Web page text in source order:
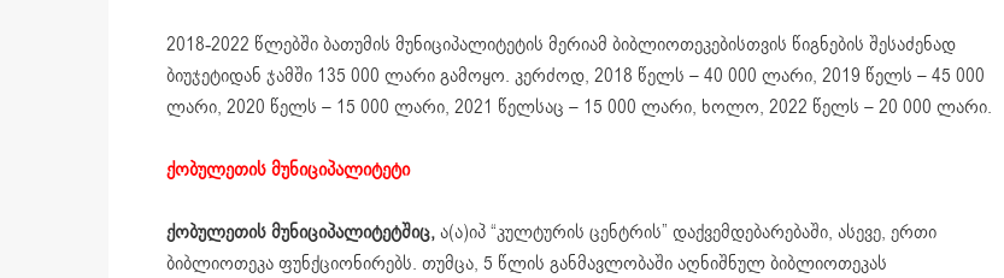
2018-2022 წლებში ბათუმის მუნიციპალიტეტის მერიამ ბიბლიოთეკებისთვის წიგნების შესაძენად
ბიუჯეტიდან ჯამში 135 000 ლარი გამოყო. კერძოდ, 2018 წელს – 40 000 ლარი, 2019 წელს – 45 000
ლარი, 2020 წელს – 15 000 ლარი, 2021 წელსაც – 15 000 ლარი, ხოლო, 2022 წელს – 20 000 ლარი.
ქობულეთის მუნიციპალიტეტი
ქობულეთის მუნიციპალიტეტშიც,ა(ა)იპ “კულტურის ცენტრის” დაქვემდებარებაში, ასევე, ერთი
ბიბლიოთეკა ფუნქციონირებს. თუმცა, 5 წლის განმავლობაში აღნიშნულ ბიბლიოთეკას